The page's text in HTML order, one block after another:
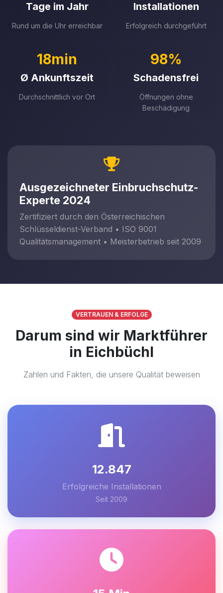
Tage im Jahr
Rund um die Uhr erreichbar
Installationen
Erfolgreich durchgeführt
18min
Ø Ankunftszeit
Durchschnittlich vor Ort
98%
Schadensfrei
Öffnungen ohne
Beschädigung
Ausgezeichneter Einbruchschutz-
Experte 2024
Zertifiziert durch den Österreichischen
Schlüsseldienst-Verband • ISO 9001
Qualitätsmanagement • Meisterbetrieb seit 2009
VERTRAUEN & ERFOLGE
Darum sind wir Marktführer
in Eichbüchl
Zahlen und Fakten, die unsere Qualität beweisen
12.847
Erfolgreiche Installationen
Seit 2009